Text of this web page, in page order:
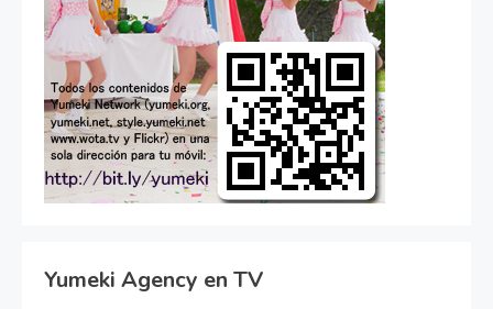
Yumeki Agency en TV